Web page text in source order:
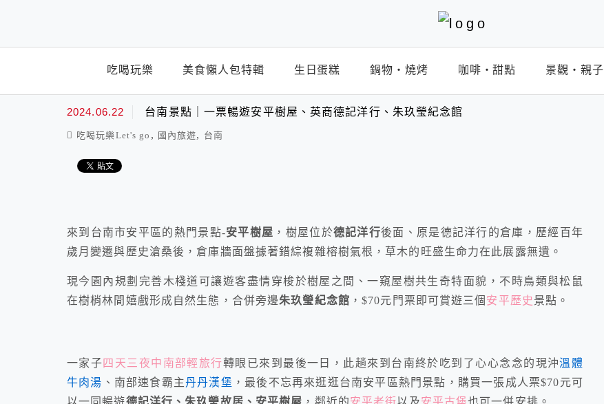
吃喝玩樂 美食懶人包特輯 生日蛋糕 鍋物‧燒烤 咖啡‧甜點 景觀‧親子
2024.06.22 台南景點｜一票暢遊安平樹屋、英商德記洋行、朱玖瑩紀念館
吃喝玩樂Let's go , 國內旅遊, 台南
來到台南市安平區的熱門景點-安平樹屋 ，樹屋位於德記洋行後面、原是德記洋行的倉庫，歷經百年
歲月變遷與歷史滄桑後，倉庫牆面盤據著錯綜複雜榕樹氣根，草木的旺盛生命力在此展露無遺。
現今園內規劃完善木棧道可讓遊客盡情穿梭於樹屋之間、一窺屋樹共生奇特面貌，不時鳥類與松鼠
在樹梢林間嬉戲形成自然生態，合併旁邊朱玖瑩紀念館 ，$70元門票即可賞遊三個 安平歷史 景點。
一家子四天三夜中南部輕旅行轉眼已來到最後一日，此趟來到台南終於吃到了心心念念的現沖溫體
牛肉湯 、南部速食霸主丹丹漢堡 ，最後不忘再來逛逛台南安平區熱門景點，購買一張成人票$70元可